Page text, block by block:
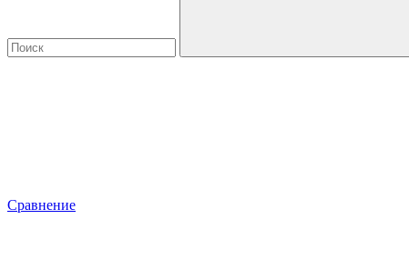
Сравнение